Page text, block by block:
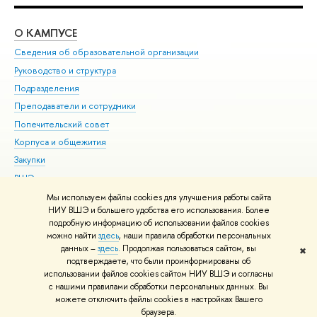
Мы используем файлы cookies для улучшения работы сайта
НИУ ВШЭ и большего удобства его использования. Более
подробную информацию об использовании файлов cookies
можно найти здесь, наши правила обработки персональных
данных –здесь. Продолжая пользоваться сайтом, вы
подтверждаете, что были проинформированы об
использовании файлов cookies сайтом НИУ ВШЭ и согласны
с нашими правилами обработки персональных данных. Вы
можете отключить файлы cookies в настройках Вашего
браузера.
✖
О КАМПУСЕ
Сведения об образовательной организации
Руководство и структура
Подразделения
Преподаватели и сотрудники
Попечительский совет
Корпуса и общежития
Закупки
ВШЭ для студентов с ограниченными возможностями
здоровья и инвалидностью
Версия для слабовидящих
Единая платежная страница
© НИУ ВШЭ 1993–2026 Адреса и контакты Условия использования
материалов Политика конфиденциальности Карта сайта
Шрифты HSE Sans и HSE Slab разработаны вШколе дизайна НИУ ВШЭ